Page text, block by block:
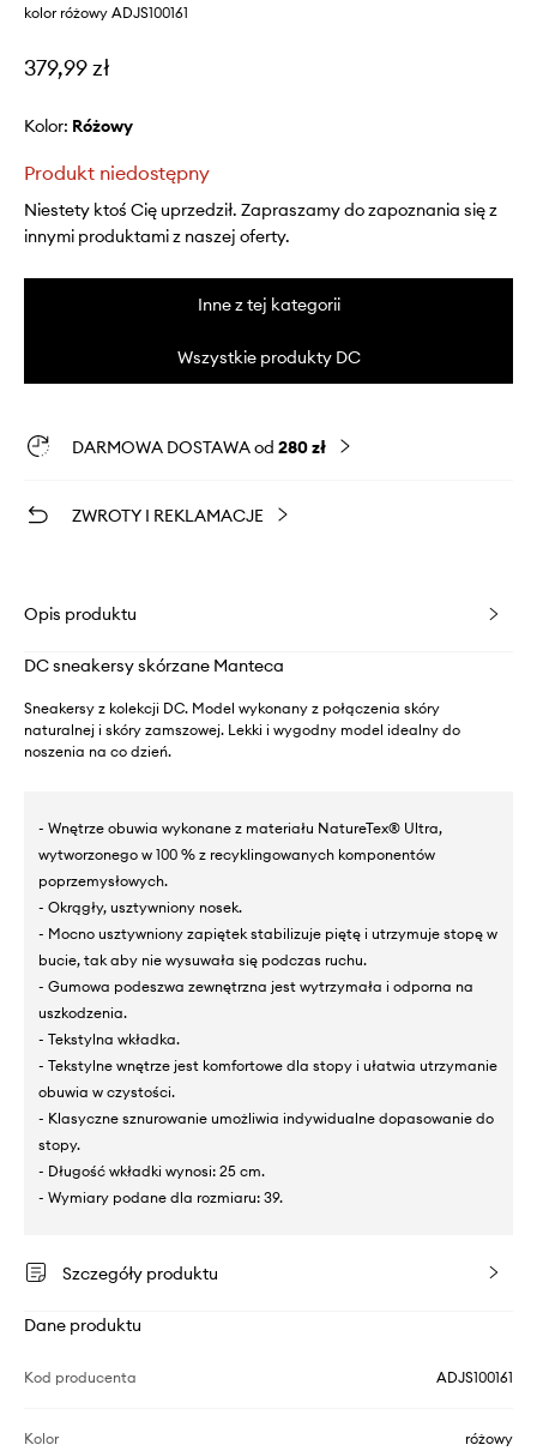
kolor różowy ADJS100161
379,99 zł
Kolor: różowy
Produkt niedostępny
Niestety ktoś Cię uprzedził. Zapraszamy do zapoznania się z
innymi produktami z naszej oferty.
Inne z tej kategorii
Wszystkie produkty DC
DARMOWA DOSTAWA od 280 zł
ZWROTY I REKLAMACJE
Opis produktu
DC sneakersy skórzane Manteca
Sneakersy z kolekcji DC. Model wykonany z połączenia skóry
naturalnej i skóry zamszowej. Lekki i wygodny model idealny do
noszenia na co dzień.
- Wnętrze obuwia wykonane z materiału NatureTex® Ultra,
wytworzonego w 100 % z recyklingowanych komponentów
poprzemysłowych.
- Okrągły, usztywniony nosek.
- Mocno usztywniony zapiętek stabilizuje piętę i utrzymuje stopę w
bucie, tak aby nie wysuwała się podczas ruchu.
- Gumowa podeszwa zewnętrzna jest wytrzymała i odporna na
uszkodzenia.
- Tekstylna wkładka.
- Tekstylne wnętrze jest komfortowe dla stopy i ułatwia utrzymanie
obuwia w czystości.
- Klasyczne sznurowanie umożliwia indywidualne dopasowanie do
stopy.
- Długość wkładki wynosi: 25 cm.
- Wymiary podane dla rozmiaru: 39.
Szczegóły produktu
Dane produktu
Kod producenta ADJS100161
Kolor różowy